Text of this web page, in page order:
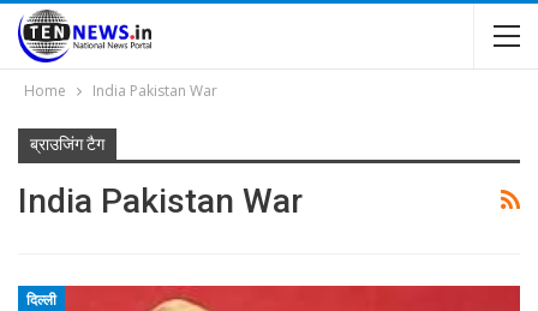
Home India Pakistan War
ब्राउजिंग टैग
India Pakistan War
दिल्ली